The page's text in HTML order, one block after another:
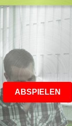
ABSPIELEN